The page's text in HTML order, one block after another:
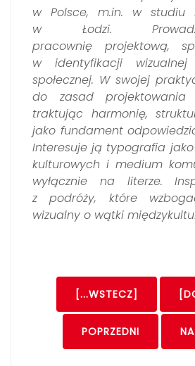
w Polsce, m.in. w studiu
w Łodzi.
pracownię projektową,
w identyfikacji
społecznej. W swojej
do zasad projektowania
traktując harmonię,
jako fundament
Interesuje ją typografia jako
kulturowych i medium
wyłącznie na literze.
z podróży, które
wizualny o wątki
[...WSTECZ]
POPRZEDNI